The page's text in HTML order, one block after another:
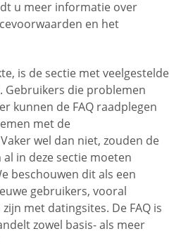
u meer informatie over
en het
is de sectie met veelgestelde
Gebruikers die problemen
kunnen de FAQ raadplegen
met de
wel dan niet, zouden de
in deze sectie moeten
beschouwen dit als een
gebruikers, vooral
met datingsites. De FAQ is
zowel basis- als meer